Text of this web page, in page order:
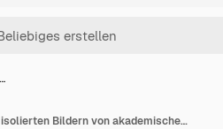
Abschlussbildungssatz mit realistischen isolierten Bildern von akademischen Hüten mit roter Flasche und versiegelter Diplomvektorillustration